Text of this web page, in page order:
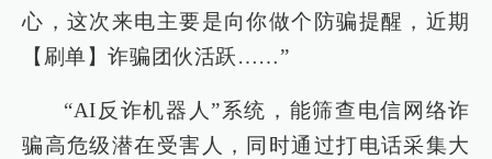
心，这次来电主要是向你做个防骗提醒，近期
【刷单】诈骗团伙活跃……”
“AI反诈机器人”系统，能筛查电信网络诈
骗高危级潜在受害人，同时通过打电话采集大